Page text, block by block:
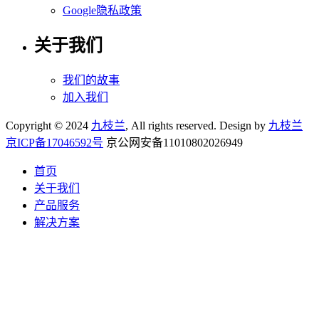
Google隐私政策
关于我们
我们的故事
加入我们
Copyright © 2024 九枝兰, All rights reserved. Design by 九枝兰
京ICP备17046592号 京公网安备11010802026949
首页
关于我们
产品服务
解决方案